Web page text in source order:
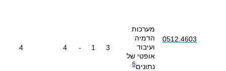
0512.4603
מערכות
הדמיה
ועיבוד
אופטי של
נתונים6
3
1
-
4
4